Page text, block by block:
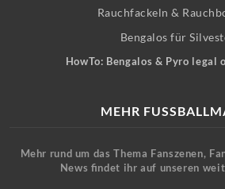
Rauchfackeln &
Bengalos für
HowTo: Bengalos & Pyro legal
MEHR
Mehr rund um das Thema Fanszenen,
News findet ihr auf unseren